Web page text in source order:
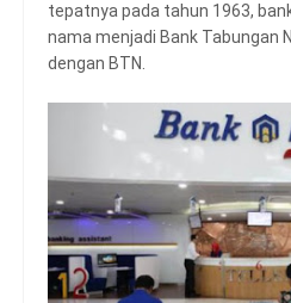
tepatnya pada tahun 1963,
nama menjadi Bank Tabungan
dengan BTN.